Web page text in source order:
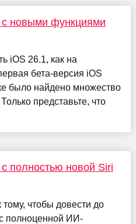
с новыми функциями
iOS 26.1, как на
бета-версия iOS
было найдено множество
представьте, что
полностью новой Siri
тому, чтобы довести до
полноценной ИИ-